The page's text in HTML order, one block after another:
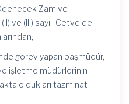
Zam ve
ve (III) sayılı Cetvelde
görev yapan başmüdür,
işletme müdürlerinin
oldukları tazminat